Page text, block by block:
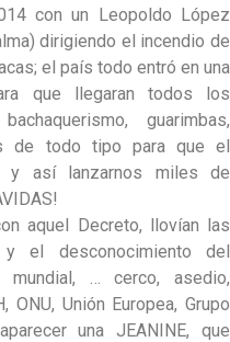
con un Leopoldo López
dirigiendo el incendio de
el país todo entró en una
que llegaran todos los
guarimbas,
de todo tipo para que el
y así lanzarnos miles de
aquel Decreto, llovían las
y el desconocimiento del
… cerco, asedio,
ONU, Unión Europea, Grupo
una JEANINE, que